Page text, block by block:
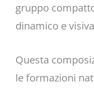
gruppo
dinamico e
Questa
le formazioni